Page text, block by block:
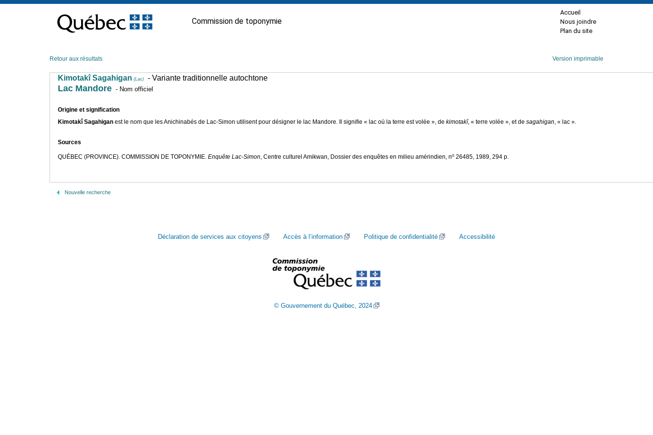
contenu
Commission de toponymie
Accueil
Nous joindre
Plan du site
Retour aux résultats Version imprimable
Kimotakî Sagahigan (Lac) - Variante traditionnelle autochtone
Lac Mandore - Nom officiel
Origine et signification
Kimotakî Sagahigan est le nom que les Anichinabés de Lac-Simon utilisent pour désigner le lac Mandore. Il signifie « lac où la terre est volée », de kimotakî, « terre volée », et de sagahigan, « lac ».
Sources
QUÉBEC (PROVINCE). COMMISSION DE TOPONYMIE. Enquête Lac-Simon, Centre culturel Amikwan, Dossier des enquêtes en milieu amérindien, no 26485, 1989, 294 p.
Nouvelle recherche
Déclaration de services aux citoyens Accès à l’information Politique de confidentialité Accessibilité
© Gouvernement du Québec, 2024